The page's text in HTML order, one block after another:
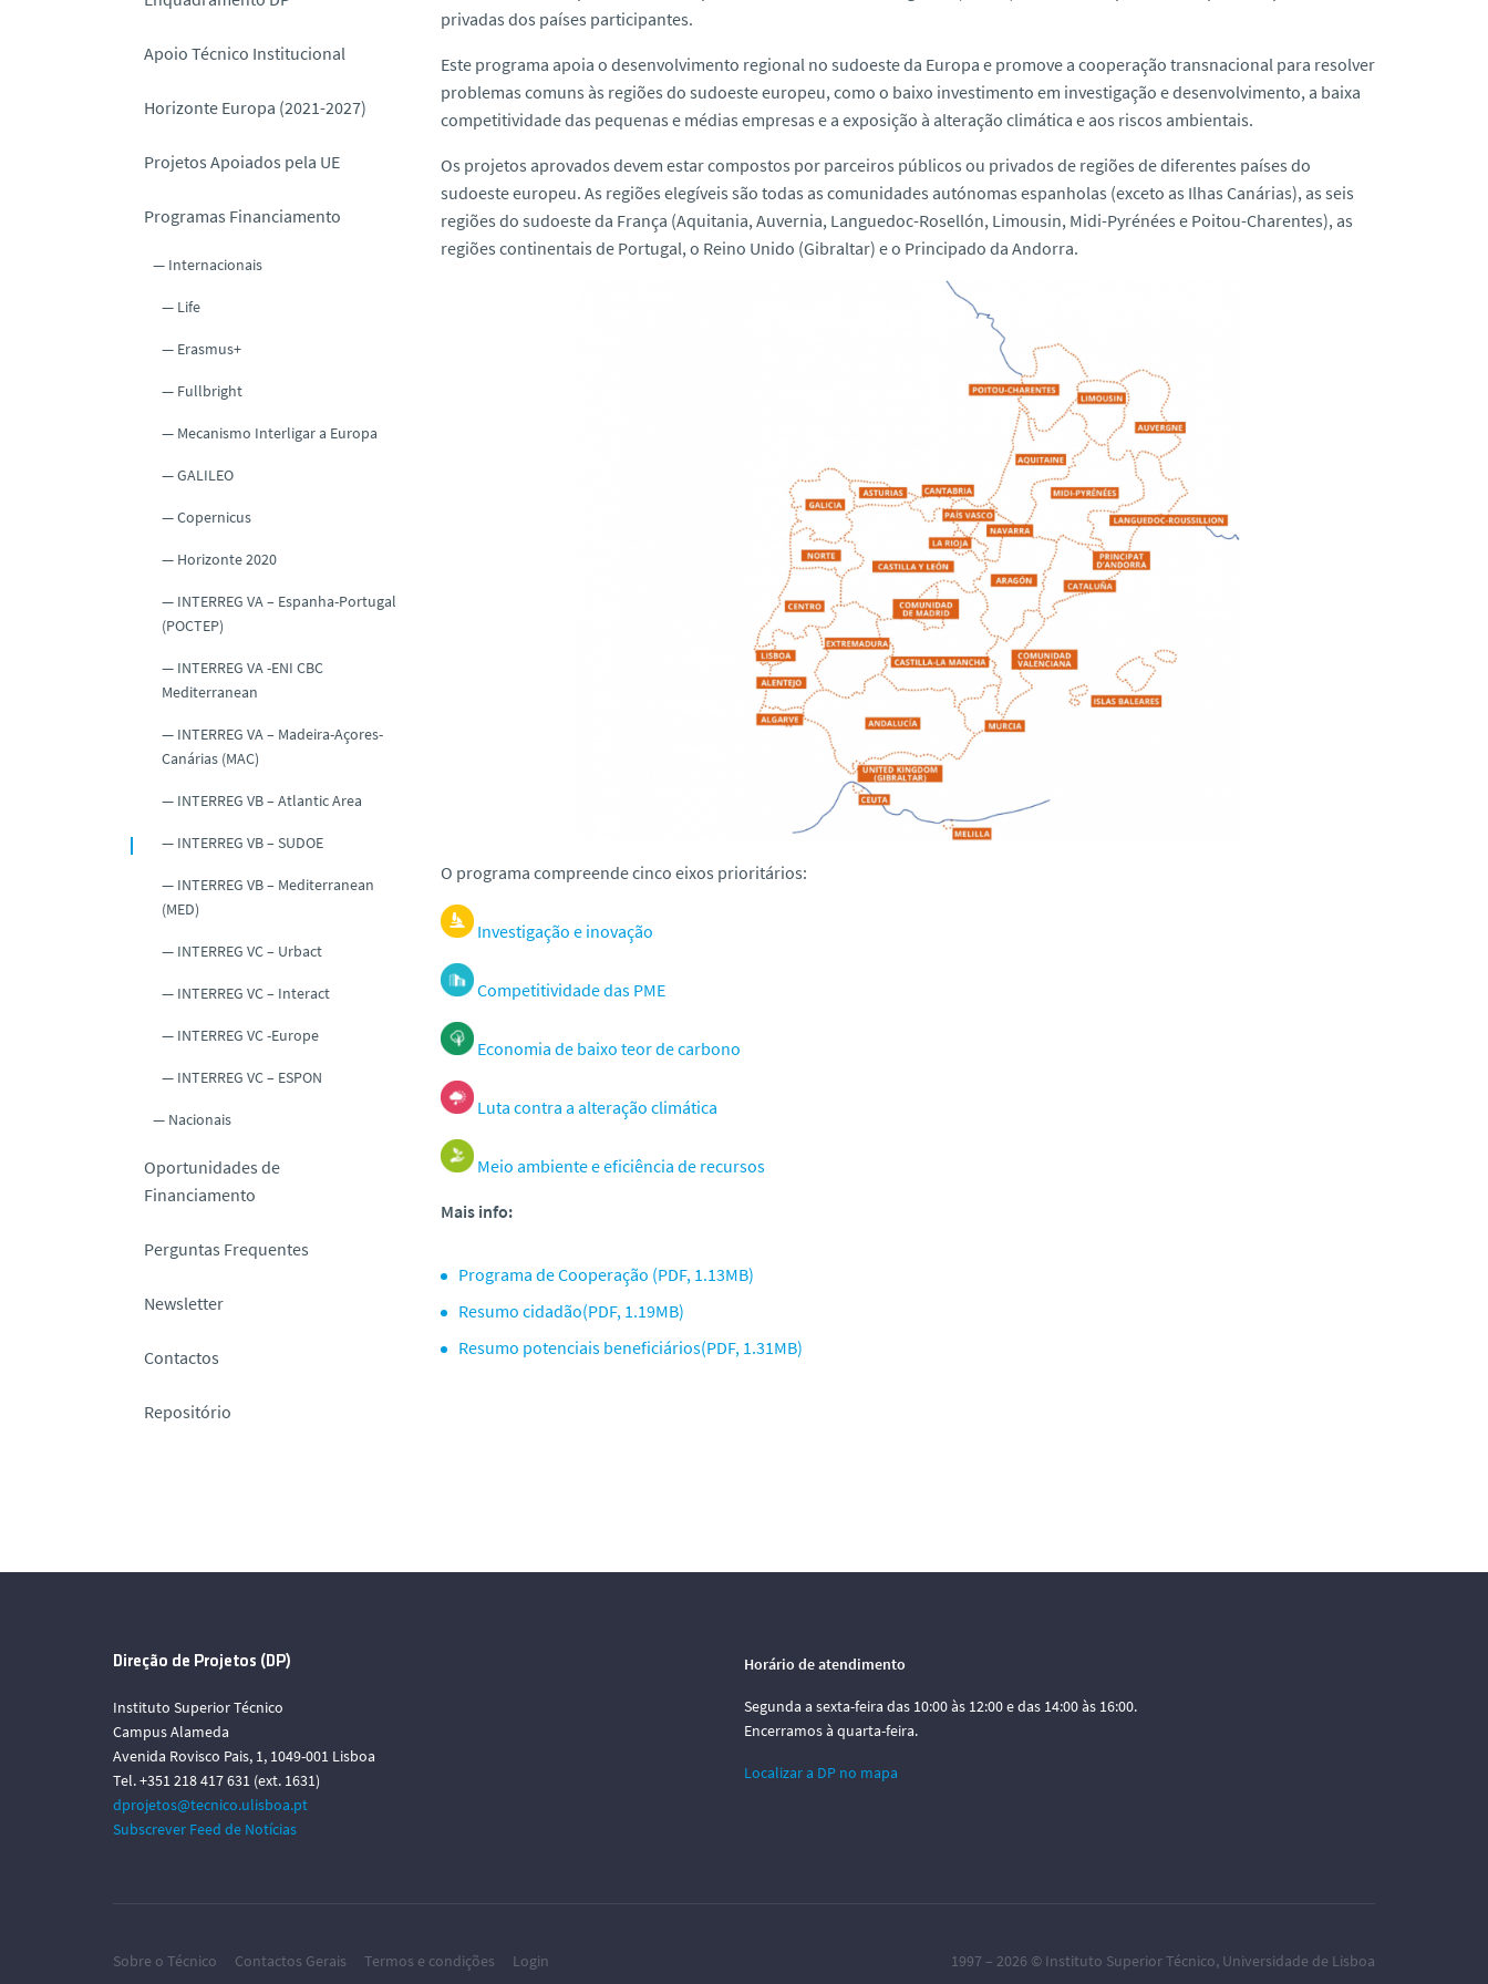
Apoio Técnico Institucional
Horizonte Europa (2021-2027)
Projetos Apoiados pela UE
Programas Financiamento
Internacionais
Life
Erasmus+
Fullbright
Mecanismo Interligar a Europa
GALILEO
Copernicus
Horizonte 2020
INTERREG VA – Espanha-Portugal
(POCTEP)
INTERREG VA -ENI CBC
Mediterranean
INTERREG VA – Madeira-Açores-
Canárias (MAC)
INTERREG VB – Atlantic Area
INTERREG VB – SUDOE
INTERREG VB – Mediterranean
(MED)
INTERREG VC – Urbact
INTERREG VC – Interact
INTERREG VC -Europe
INTERREG VC – ESPON
Nacionais
Oportunidades de
Financiamento
Perguntas Frequentes
Newsletter
Contactos
Repositório
privadas dos países participantes.
Este programa apoia o desenvolvimento regional no sudoeste da Europa e promove a cooperação transnacional para resolver
problemas comuns às regiões do sudoeste europeu, como o baixo investimento em investigação e desenvolvimento, a baixa
competitividade das pequenas e médias empresas e a exposição à alteração climática e aos riscos ambientais.
Os projetos aprovados devem estar compostos por parceiros públicos ou privados de regiões de diferentes países do
sudoeste europeu. As regiões elegíveis são todas as comunidades autónomas espanholas (exceto as Ilhas Canárias), as seis
regiões do sudoeste da França (Aquitania, Auvernia, Languedoc-Rosellón, Limousin, Midi-Pyrénées e Poitou-Charentes), as
regiões continentais de Portugal, o Reino Unido (Gibraltar) e o Principado da Andorra.
O programa compreende cinco eixos prioritários:
Investigação e inovação
Competitividade das PME
Economia de baixo teor de carbono
Luta contra a alteração climática
Meio ambiente e eficiência de recursos
Mais info:
Programa de Cooperação (PDF, 1.13MB)
Resumo cidadão(PDF, 1.19MB)
Resumo potenciais beneficiários(PDF, 1.31MB)
Direção de Projetos (DP)
Instituto Superior Técnico
Campus Alameda
Avenida Rovisco Pais, 1, 1049-001 Lisboa
Tel. +351 218 417 631 (ext. 1631)
dprojetos@tecnico.ulisboa.pt
Subscrever Feed de Notícias
Horário de atendimento
Segunda a sexta-feira das 10:00 às 12:00 e das 14:00 às 16:00.
Encerramos à quarta-feira.
Localizar a DP no mapa
Sobre o Técnico Contactos Gerais Termos e condições Login 1997 – 2026 © Instituto Superior Técnico, Universidade de Lisboa